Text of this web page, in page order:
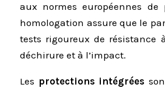
aux normes européennes de
homologation assure que le
tests rigoureux de résistance
déchirure et à l’impact.
Les protections intégrées